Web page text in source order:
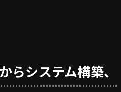
システム構築、